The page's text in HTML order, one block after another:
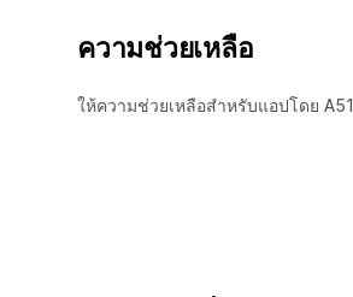
ความช่วยเหลือ
ให้ความช่วยเหลือสำหรับแอปโดย A51